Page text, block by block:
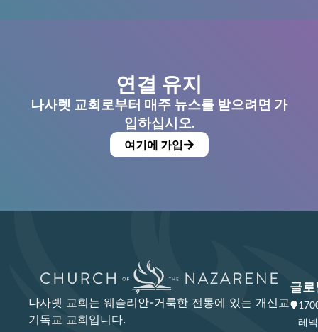
연결 유지
나사렛 교회로부터 매주 뉴스를 받으려면 가
입하십시오.
여기에 가입
나사렛 교회는 웨슬리안-거룩한 전통에 있는 개신교
기독교 교회입니다.
글로
레